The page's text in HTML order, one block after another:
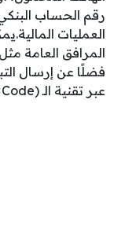
رقم الحساب
العمليات
المرافق العامة مثل
فضلًا عن إرسال
عبر تقنية الـ (QR Code).